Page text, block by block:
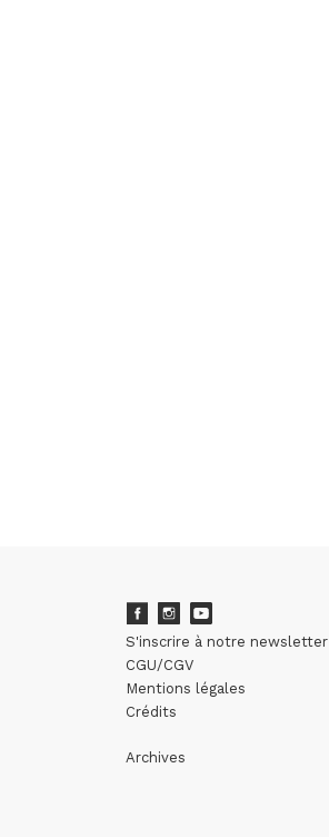
S'inscrire à notre newsletter
CGU/CGV
Mentions légales
Crédits
Archives